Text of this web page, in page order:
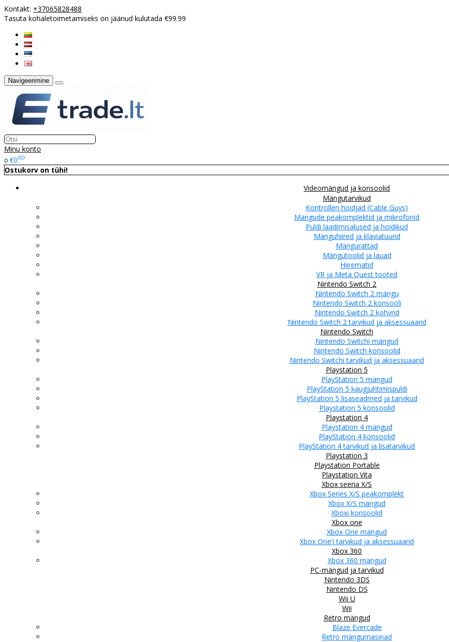
Kontakt: +37065828488
Tasuta kohaletoimetamiseks on jäänud kulutada €99.99
Navigeerimine
Minu konto
0 €000
Ostukorv on tühi!
Videomängud ja konsoolid
Mängutarvikud
Kontrolleri hoidjad (Cable Guys)
Mängude peakomplektid ja mikrofonid
Puldi laadimisalused ja hoidikud
Mänguhiired ja klaviatuurid
Mängurattad
Mängutoolid ja lauad
Hiirematid
VR ja Meta Quest tooted
Nintendo Switch 2
Nintendo Switch 2 mängu
Nintendo Switch 2 konsooli
Nintendo Switch 2 kohvrid
Nintendo Switch 2 tarvikud ja aksessuaarid
Nintendo Switch
Nintendo Switchi mängud
Nintendo Switch konsoolid
Nintendo Switchi tarvikud ja aksessuaarid
Playstation 5
PlayStation 5 mängud
PlayStation 5 kaugjuhtimispuldi
PlayStation 5 lisaseadmed ja tarvikud
Playstation 5 konsoolid
Playstation 4
Playstation 4 mängud
PlayStation 4 konsoolid
PlayStation 4 tarvikud ja lisatarvikud
Playstation 3
Playstation Portable
Playstation Vita
Xbox seeria X/S
Xbox Series X/S peakomplekt
Xbox X/S mängud
Xboxi konsoolid
Xbox one
Xbox One mängud
Xbox One'i tarvikud ja aksessuaarid
Xbox 360
Xbox 360 mängud
PC-mängud ja tarvikud
Nintendo 3DS
Nintendo DS
Wii U
Wii
Retro mängud
Blaze Evercade
Retro mängumasinad